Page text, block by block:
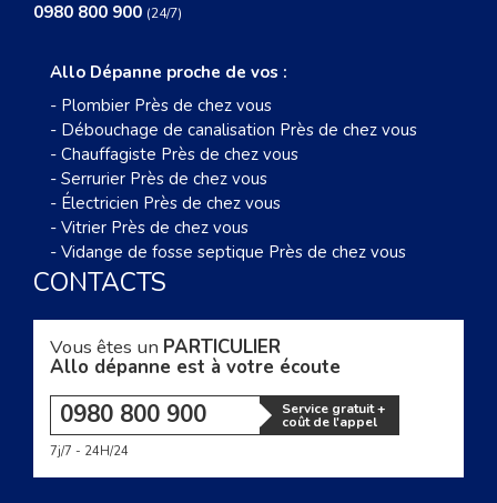
0980 800 900 (24/7)
Allo Dépanne proche de vos :
- Plombier Près de chez vous
- Débouchage de canalisation Près de chez vous
- Chauffagiste Près de chez vous
- Serrurier Près de chez vous
- Électricien Près de chez vous
- Vitrier Près de chez vous
- Vidange de fosse septique Près de chez vous
CONTACTS
Vous êtes un PARTICULIER
Allo dépanne est à votre écoute
0980 800 900 Service gratuit +
coût de l'appel
7j/7 - 24H/24